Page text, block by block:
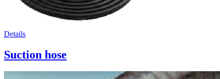
Details
Suction hose